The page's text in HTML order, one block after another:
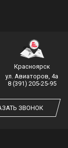
Красноярск
ул. Авиаторов, 4а
8 (391) 205-25-95
ЗВОНОК